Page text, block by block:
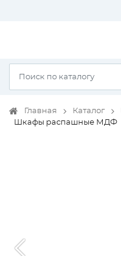
Главная Каталог
Шкафы распашные МДФ